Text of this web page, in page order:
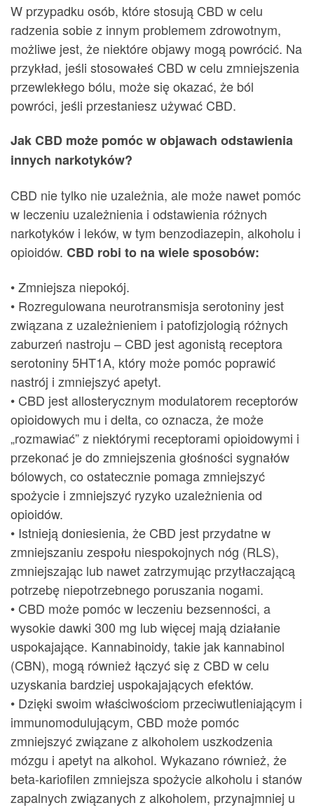
W przypadku osób, które stosują CBD w celu
radzenia sobie z innym problemem zdrowotnym,
możliwe jest, że niektóre objawy mogą powrócić. Na
przykład, jeśli stosowałeś CBD w celu zmniejszenia
przewlekłego bólu, może się okazać, że ból
powróci, jeśli przestaniesz używać CBD.
Jak CBD może pomóc w objawach odstawienia
innych narkotyków?
CBD nie tylko nie uzależnia, ale może nawet pomóc
w leczeniu uzależnienia i odstawienia różnych
narkotyków i leków, w tym benzodiazepin, alkoholu i
opioidów. CBD robi to na wiele sposobów:
• Zmniejsza niepokój.
• Rozregulowana neurotransmisja serotoniny jest
związana z uzależnieniem i patofizjologią różnych
zaburzeń nastroju – CBD jest agonistą receptora
serotoniny 5HT1A, który może pomóc poprawić
nastrój i zmniejszyć apetyt.
• CBD jest allosterycznym modulatorem receptorów
opioidowych mu i delta, co oznacza, że może
„rozmawiać” z niektórymi receptorami opioidowymi i
przekonać je do zmniejszenia głośności sygnałów
bólowych, co ostatecznie pomaga zmniejszyć
spożycie i zmniejszyć ryzyko uzależnienia od
opioidów.
• Istnieją doniesienia, że CBD jest przydatne w
zmniejszaniu zespołu niespokojnych nóg (RLS),
zmniejszając lub nawet zatrzymując przytłaczającą
potrzebę niepotrzebnego poruszania nogami.
• CBD może pomóc w leczeniu bezsenności, a
wysokie dawki 300 mg lub więcej mają działanie
uspokajające. Kannabinoidy, takie jak kannabinol
(CBN), mogą również łączyć się z CBD w celu
uzyskania bardziej uspokajających efektów.
• Dzięki swoim właściwościom przeciwutleniającym i
immunomodulującym, CBD może pomóc
zmniejszyć związane z alkoholem uszkodzenia
mózgu i apetyt na alkohol. Wykazano również, że
beta-kariofilen zmniejsza spożycie alkoholu i stanów
zapalnych związanych z alkoholem, przynajmniej u